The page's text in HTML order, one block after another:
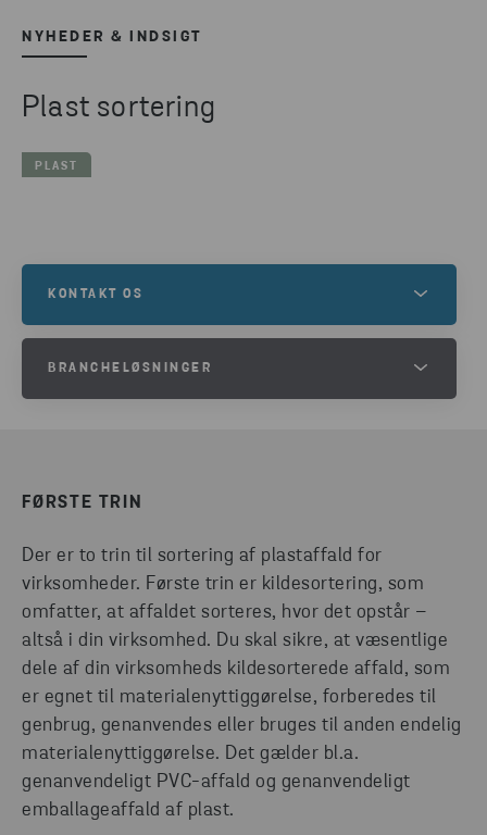
NYHEDER & INDSIGT
Plast sortering
PLAST
KONTAKT OS
BRANCHELØSNINGER
har vi et bredt udvalg af tjenester og løsninger, der
ansvarlige og effektive arbejdsgange. Gå på
opdagelse på vores industrisider, og find de rigtige
løsninger til dig.
FIND DE MEST EFFEKTIVE LØSNINGER TIL
DIN BRANCHE
FØRSTE TRIN
Der er to trin til sortering af plastaffald for
virksomheder. Første trin er kildesortering, som
omfatter, at affaldet sorteres, hvor det opstår –
altså i din virksomhed. Du skal sikre, at væsentlige
dele af din virksomheds kildesorterede affald, som
er egnet til materialenyttiggørelse, forberedes til
genbrug, genanvendes eller bruges til anden endelig
materialenyttiggørelse. Det gælder bl.a.
genanvendeligt PVC-affald og genanvendeligt
emballageaffald af plast.